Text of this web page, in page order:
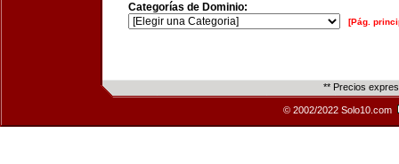
Categorías de Dominio:
[Pág.
** Precios
© 2002/2022 Solo10.com